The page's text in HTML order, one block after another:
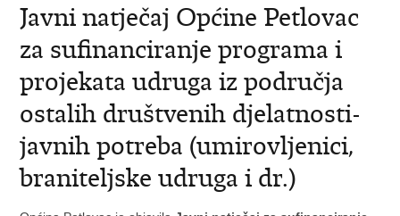
Javni natječaj Općine Petlovac
za sufinanciranje programa i
projekata udruga iz područja
ostalih društvenih djelatnosti-
javnih potreba (umirovljenici,
braniteljske udruga i dr.)